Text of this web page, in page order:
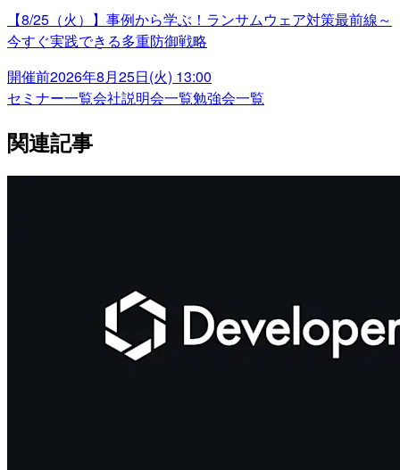
【8/25（火）】事例から学ぶ！ランサムウェア対策最前線～
今すぐ実践できる多重防御戦略
開催前2026年8月25日(火) 13:00
セミナー一覧会社説明会一覧勉強会一覧
関連記事